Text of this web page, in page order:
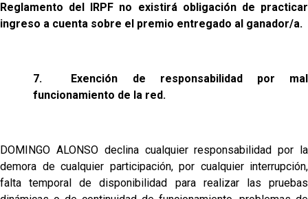
Reglamento del IRPF no existirá obligación de practicar
ingreso a cuenta sobre el premio entregado al ganador/a.
7.
Exención de responsabilidad por mal
funcionamiento de la red.
DOMINGO ALONSO declina cualquier responsabilidad por la
demora de cualquier participación, por cualquier interrupción,
falta temporal de disponibilidad para realizar las pruebas